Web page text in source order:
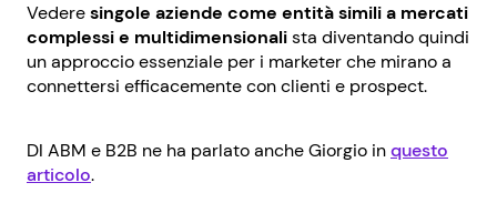
Vederesingole aziende come entità simili a mercati
complessie multidimensionalista diventando quindi
un approccio essenziale per i marketer che mirano a
connettersi efficacemente con clienti e prospect.
DI ABM e B2B ne ha parlato anche Giorgio inquesto
articolo.